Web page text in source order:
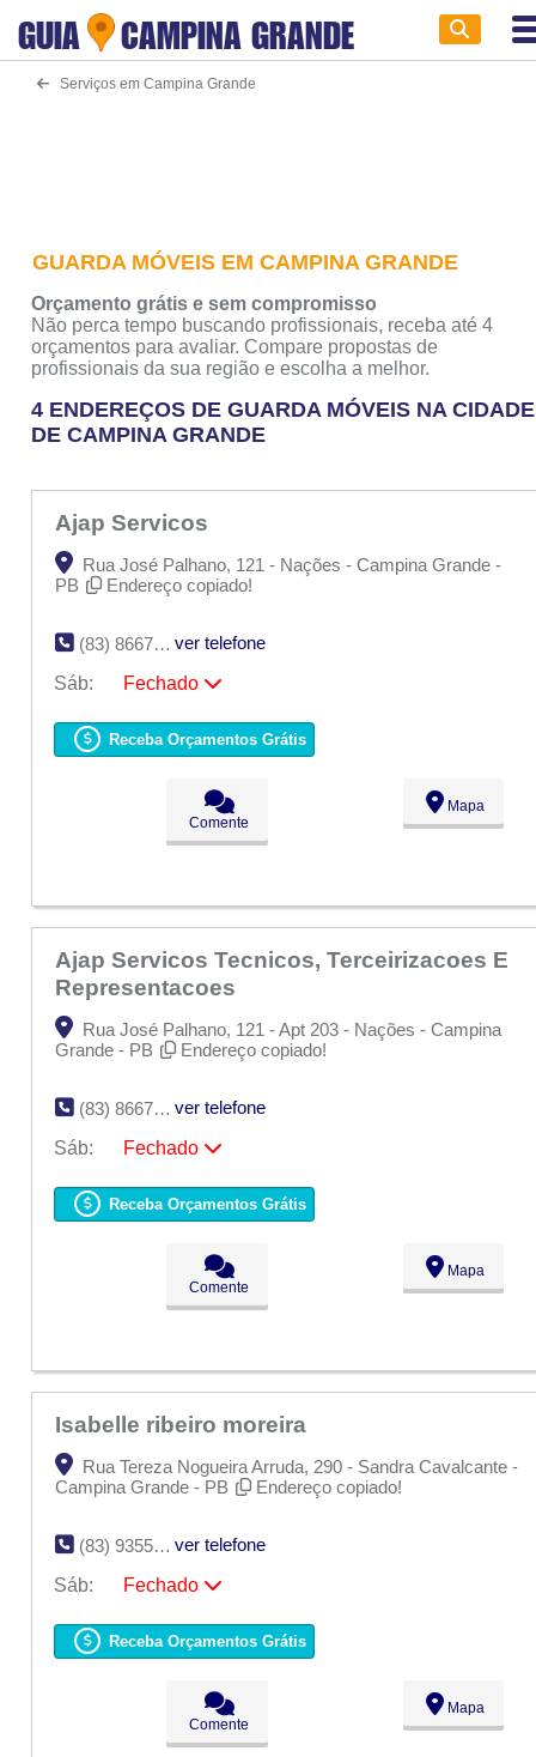
GUIA CAMPINA GRANDE
Serviços em Campina Grande
GUARDA MÓVEIS EM CAMPINA GRANDE
Orçamento grátis e sem compromisso
Não perca tempo buscando profissionais, receba até 4
orçamentos para avaliar. Compare propostas de
profissionais da sua região e escolha a melhor.
4 ENDEREÇOS DE GUARDA MÓVEIS NA CIDADE
DE CAMPINA GRANDE
Ajap Servicos
Rua José Palhano, 121 - Nações - Campina Grande -
PB
Endereço copiado!
(83) 8667-0149
ver telefone
Sáb:
Fechado
Ter:
09:00 - 18:00
Qua:
09:00 - 18:00
09:00 - 18:00
Fechado
Fechado
Receba Orçamentos Grátis
Comente
Mapa
Ajap Servicos Tecnicos, Terceirizacoes E
Representacoes
Rua José Palhano, 121 - Apt 203 - Nações - Campina
Grande - PB
Endereço copiado!
(83) 8667-0149
ver telefone
Sáb:
Fechado
Ter:
09:00 - 18:00
Qua:
09:00 - 18:00
09:00 - 18:00
Fechado
Fechado
Receba Orçamentos Grátis
Comente
Mapa
Isabelle ribeiro moreira
Rua Tereza Nogueira Arruda, 290 - Sandra Cavalcante -
Campina Grande - PB
Endereço copiado!
(83) 9355-0505
ver telefone
Sáb:
Fechado
Ter:
09:00 - 18:00
Qua:
09:00 - 18:00
09:00 - 18:00
Fechado
Fechado
Receba Orçamentos Grátis
Comente
Mapa